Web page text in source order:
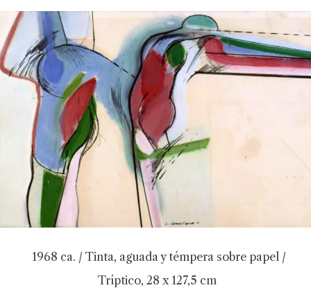
1968 ca. / Tinta, aguada y témpera sobre papel /
Tríptico, 28 x 127,5 cm